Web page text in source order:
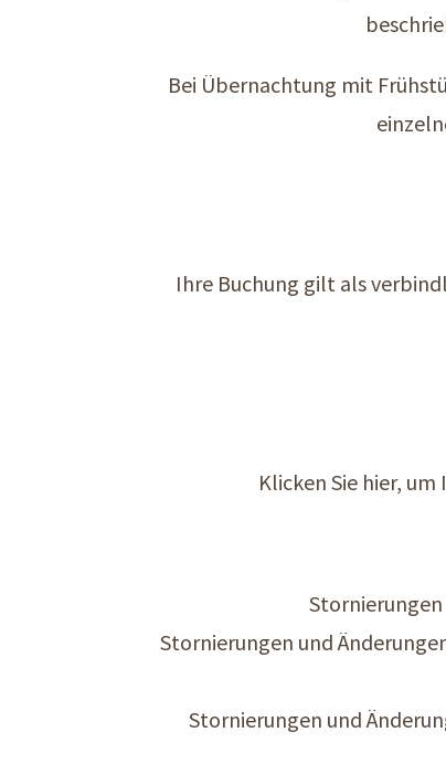
Bei Übernachtung mit
Ihre Buchung gilt als
Klicken Sie hier,
Stornierungen und
Stornierungen und